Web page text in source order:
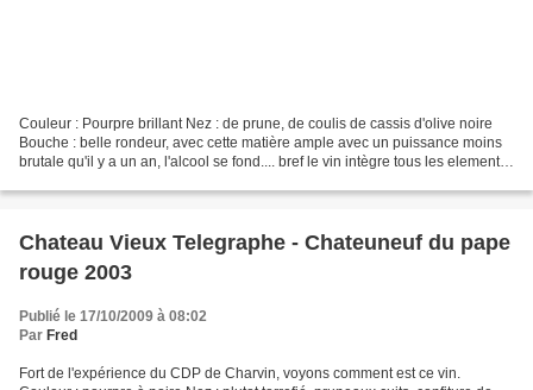
Couleur : Pourpre brillant Nez : de prune, de coulis de cassis d'olive noire
Bouche : belle rondeur, avec cette matière ample avec un puissance moins
brutale qu'il y a un an, l'alcool se fond.... bref le vin intègre tous les elements.
Chateau Vieux Telegraphe - Chateuneuf du pape
rouge 2003
Publié le 17/10/2009 à 08:02
Par Fred
Fort de l'expérience du CDP de Charvin, voyons comment est ce vin.